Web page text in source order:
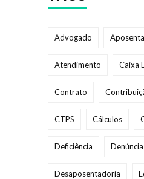
Advogado
Atendimento Caixa
Contrato
CTPS Cálculos
Deficiência Denúncia
Desaposentadoria